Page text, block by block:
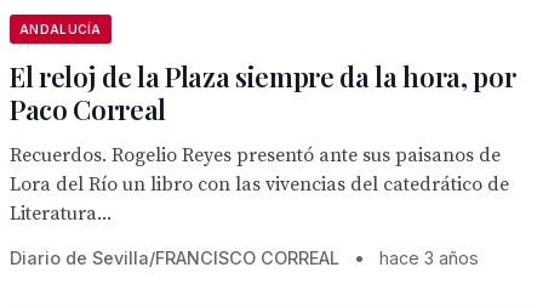
ANDALUCÍA
El reloj de la Plaza siempre da la hora, por
Paco Correal
Recuerdos. Rogelio Reyes presentó ante sus paisanos de
Lora del Río un libro con las vivencias del catedrático de
Literatura...
Diario de Sevilla/FRANCISCO CORREAL • hace 3 años